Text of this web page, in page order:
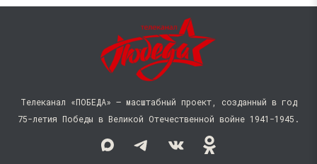
Телеканал «ПОБЕДА» — масштабный проект, созданный в год
75-летия Победы в Великой Отечественной войне 1941−1945.